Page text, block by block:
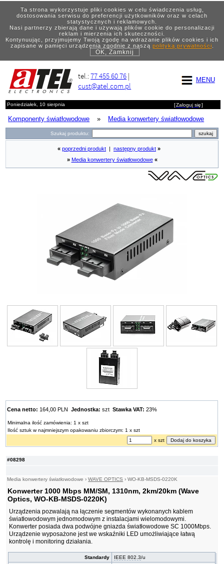
Ta strona wykorzystuje pliki cookies w celu świadczenia usług,
dostosowania serwisu do preferencji użytkowników oraz w celach
statystycznych i reklamowych.
Nasi partnerzy zbierają dane i używają plików cookie do personalizacji
reklam i mierzenia ich skuteczności.
Kontynuując, przyjmujemy Twoją zgodę na wdrażanie plików cookies i ich
zapisane w pamięci urządzenia zgodnie z naszą polityką prywatności.
OK, Zamknij
MENU
tel.:77 455 60 76 |
cust@atel.com.pl
Poniedziałek, 10 sierpnia [Zaloguj się]
Komponenty światłowodowe » Media konwertery światłowodowe
Szukaj produktu:
#08298
Media konwertery światłowodowe ›WAVE OPTICS ›WO-KB-MSDS-0220K
Konwerter 1000 Mbps MM/SM, 1310nm, 2km/20km (Wave
Optics, WO-KB-MSDS-0220K)
Urządzenia pozwalają na łączenie segmentów wykonanych kablem
światłowodowym jednomodowym z instalacjami wielomodowymi.
Konwerter posiada dwa podwójne gniazda światłowodowe SC 1000Mbps.
Urządzenie wyposażone jest we wskaźniki LED umożliwiające łatwą
kontrolę i monitoring działania.
Standardy IEEE 802.3/u
« poprzedni produkt następny produkt »
» Media konwertery światłowodowe «
Cena netto: 164,00 PLNJednostka: sztStawka VAT: 23%
Minimalna ilość zamówienia: 1 x szt
Ilość sztuk w najmniejszym opakowaniu zbiorczym: 1 x szt
x szt